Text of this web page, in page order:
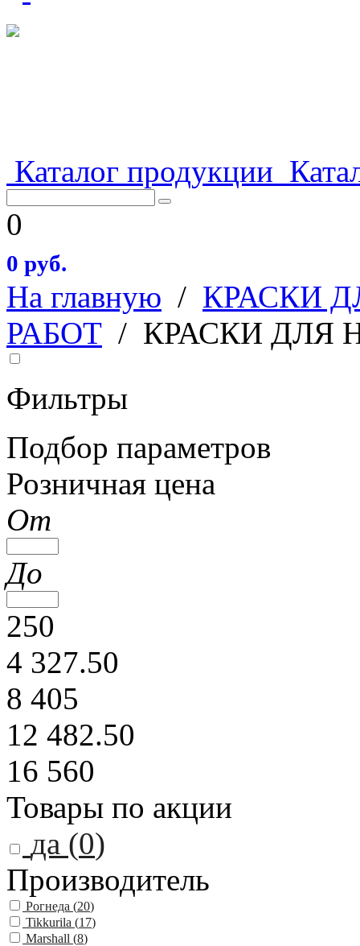
Каталог продукции
0
0 руб.
На главную / КРАСКИ
РАБОТ / КРАСКИ ДЛЯ
Фильтры
Подбор параметров
Розничная цена
От
До
250
4 327.50
8 405
12 482.50
16 560
Товары по акции
да (0)
Производитель
Рогнеда (20)
Tikkurila (17)
Marshall (8)